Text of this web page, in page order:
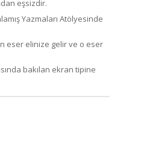
eşsizdir.
Yazmaları Atölyesinde
eser elinize gelir ve o eser
bakılan ekran tipine